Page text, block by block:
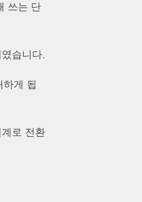
쓰는 단
습니다.
하게 됩
로 전환